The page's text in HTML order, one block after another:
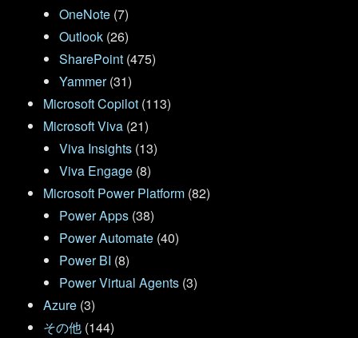
OneNote (7)
Outlook (26)
SharePoint (475)
Yammer(31)
Microsoft Copilot (113)
Microsoft Viva (21)
Viva Insights (13)
Viva Engage (8)
Microsoft Power Platform (82)
Power Apps (38)
Power Automate (40)
Power BI (8)
Power Virtual Agents (3)
Azure (3)
その他 (144)